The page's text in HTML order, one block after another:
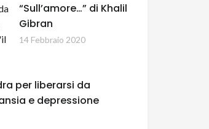
“Sull’amore…” di Khalil
Gibran
14 Febbraio 2020
per liberarsi da
e depressione